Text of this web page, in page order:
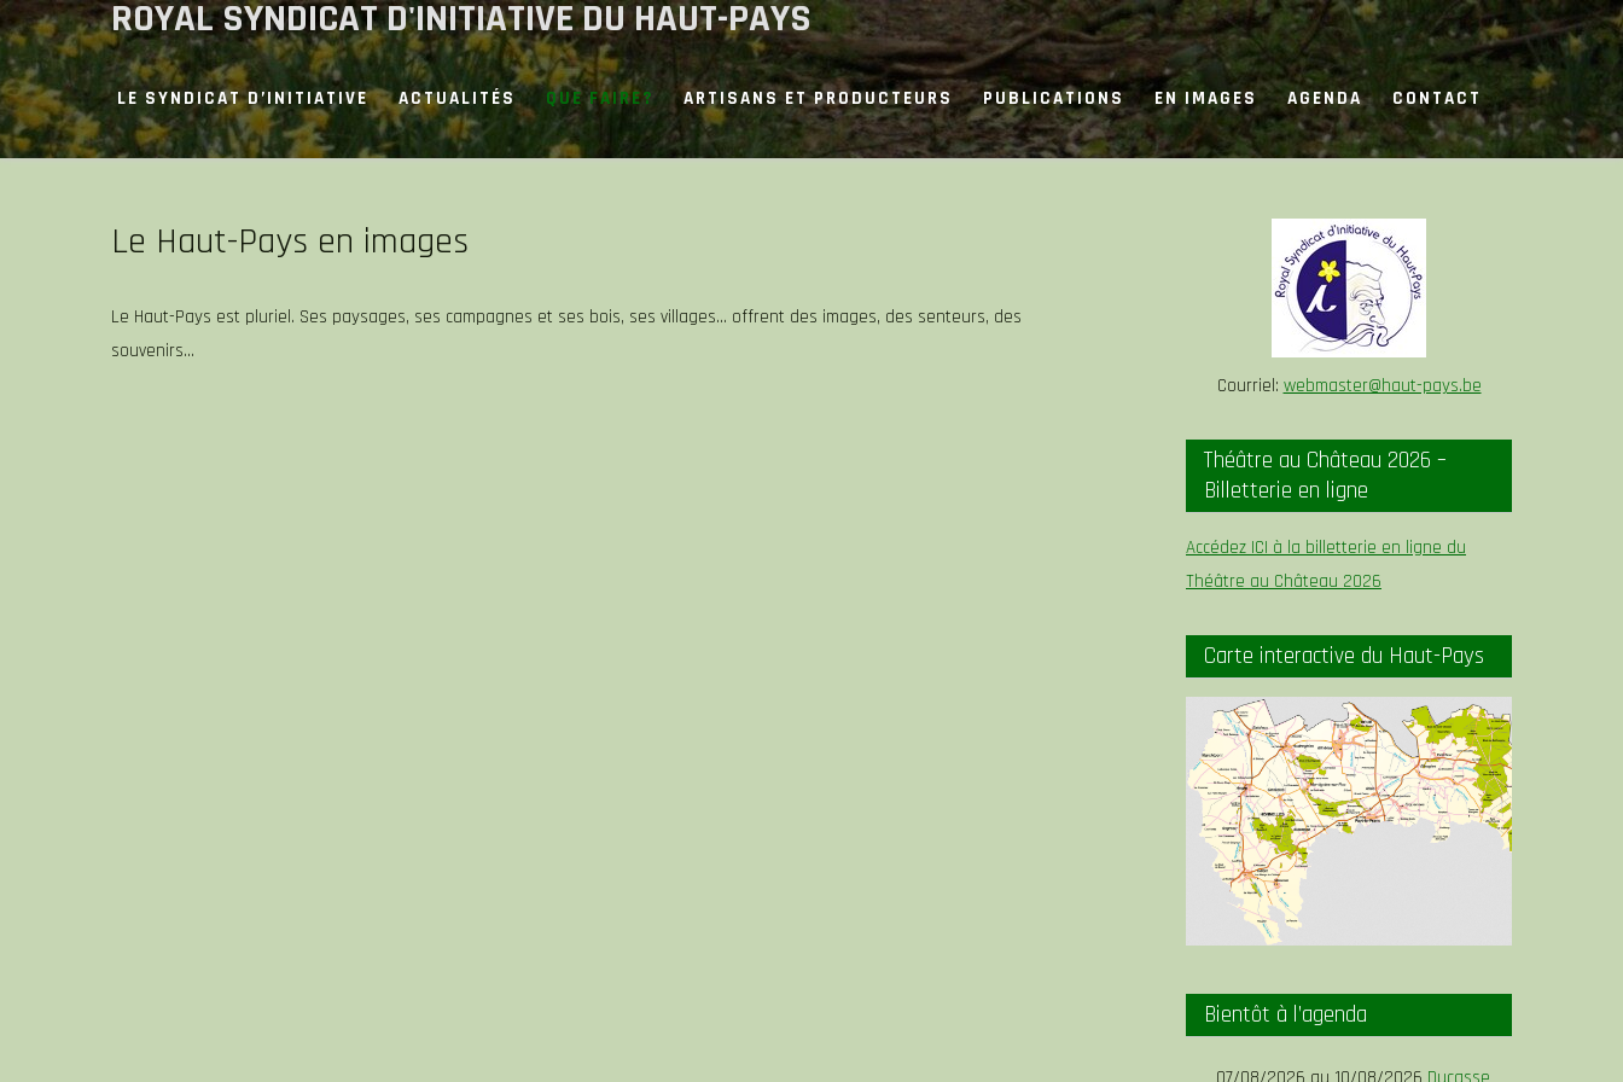
Skip
to
content
ROYAL SYNDICAT D'INITIATIVE DU HAUT-PAYS
LE SYNDICAT D’INITIATIVE ACTUALITÉS QUE FAIRE? ARTISANS ET PRODUCTEURS PUBLICATIONS EN IMAGES AGENDA CONTACT
Le Haut-Pays en images
Le Haut-Pays est pluriel. Ses paysages, ses campagnes et ses bois, ses villages… offrent des images, des senteurs, des
souvenirs…
Courriel: webmaster@haut-pays.be
Théâtre au Château 2026 –
Billetterie en ligne
Accédez ICI à la billetterie en ligne du
Théâtre au Château 2026
Carte interactive du Haut-Pays
Bientôt à l’agenda